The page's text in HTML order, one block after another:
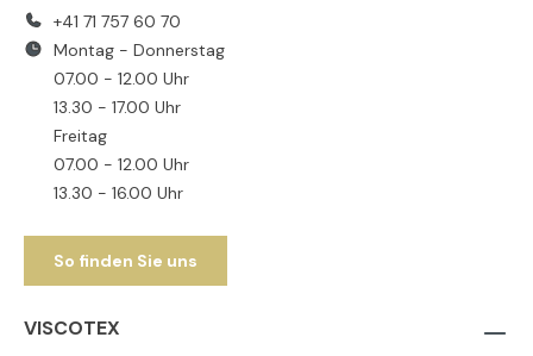
+41 71 757 60 70
Montag - Donnerstag
07.00 - 12.00 Uhr
13.30 - 17.00 Uhr
Freitag
07.00 - 12.00 Uhr
13.30 - 16.00 Uhr
So finden Sie uns
VISCOTEX